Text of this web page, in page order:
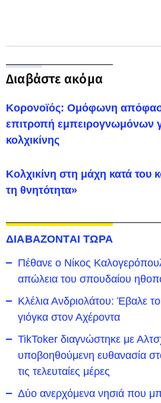
Διαβάστε ακόμα
Κορονοϊός: Ομόφωνη
επιτροπή εμπειρογνωμόνων
κολχικίνης
Κολχικίνη στη μάχη κατά του
τη θνητότητα»
ΔΙΑΒΑΖΟΝΤΑΙ ΤΩΡΑ
Πέθανε ο Νίκος
απώλεια του σπουδαίου
Κλέλια Ανδριολάτου: Έβαλε το
γιόγκα στον Αχέροντα
TikToker διαγνώστηκε με
υποβοηθούμενη ευθανασία
τις τελευταίες μέρες
Δύο ανερχόμενα νησιά που